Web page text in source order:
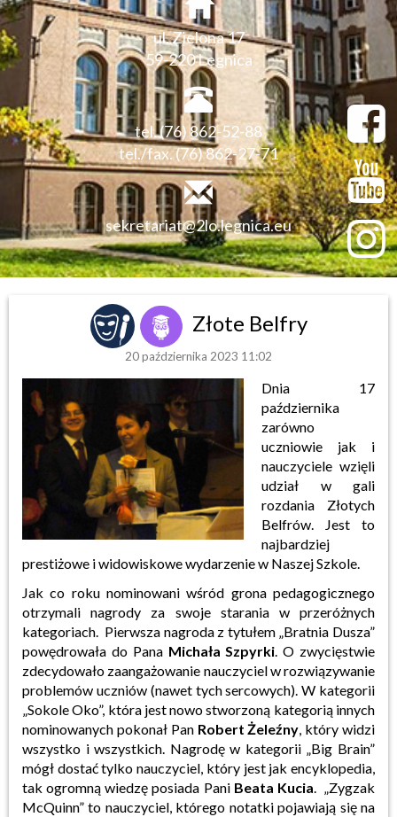
ul. Zielona 17
59-220 Legnica
tel. (76) 862-52-88
tel./fax. (76) 862-27-71
sekretariat@2lo.legnica.eu
Złote Belfry
20 października 2023 11:02
Dnia 17
października
zarówno
uczniowie jak i
nauczyciele wzięli
udział w gali
rozdania Złotych
Belfrów. Jest to
najbardziej
prestiżowe i widowiskowe wydarzenie w Naszej Szkole.
Jak co roku nominowani wśród grona pedagogicznego
otrzymali nagrody za swoje starania w przeróżnych
kategoriach. Pierwsza nagroda z tytułem „Bratnia Dusza”
powędrowała do Pana Michała Szpyrki. O zwycięstwie
zdecydowało zaangażowanie nauczyciel w rozwiązywanie
problemów uczniów (nawet tych sercowych). W kategorii
„Sokole Oko”, która jest nowo stworzoną kategorią innych
nominowanych pokonał Pan Robert Żeleźny, który widzi
wszystko i wszystkich. Nagrodę w kategorii „Big Brain”
mógł dostać tylko nauczyciel, który jest jak encyklopedia,
tak ogromną wiedzę posiada PaniBeata Kucia. „Zygzak
McQuinn” to nauczyciel, którego notatki pojawiają się na